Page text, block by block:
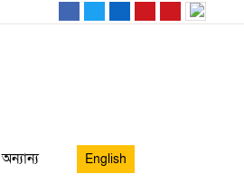
অন্যান্য English